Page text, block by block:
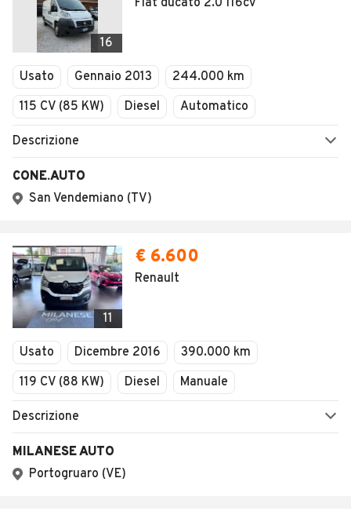
16
Fiat ducato 2.0 116cv
Usato Gennaio 2013
244.000 km
115 CV (85 KW)
Diesel Automatico
Descrizione
CONE.AUTO
San Vendemiano (TV)
11
€ 6.600
Renault
Usato Dicembre 2016
390.000 km
119 CV (88 KW)
Diesel Manuale
Descrizione
MILANESE AUTO
Portogruaro (VE)